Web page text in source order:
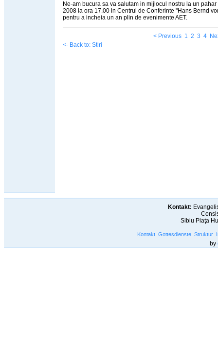
Ne-am bucura sa va salutam in mijlocul nostru la un
2008 la ora 17.00 in Centrul de Conferinte "Hans Bernd
pentru a incheia un an plin de evenimente AET.
< Previous 1 2 3 4
<- Back to: Stiri
Kontakt:
Sibiu Piaţa
Kontakt Gottesdienste Struktur
by